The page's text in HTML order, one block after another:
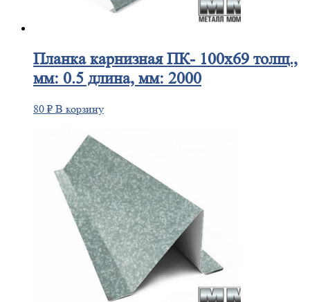
Планкакарнизная ПК- 100х69 толщ.,
мм: 0.5 длина, мм: 2000
80 ₽ В корзину